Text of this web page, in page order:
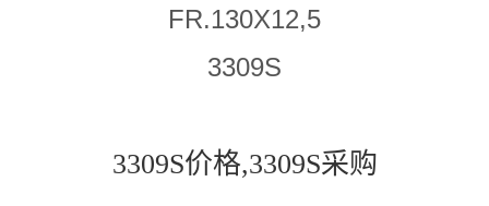
FR.130X12,5
3309S
3309S价格,3309S采购